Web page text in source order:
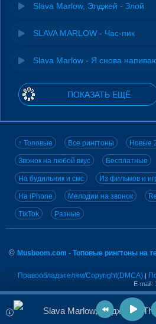
Slava Marlow, Элджей - Злой
SLAVA MARLOW - Час-пик
Slava Marlow - Я снова
ПОКАЗАТЬ ЕЩЁ
↑ Топовые Все рингтоны Новые
Звонок на любой вкус Бесплатные
На будильник и смс Из фильмов и
На iPhone Мелодии на звонок
TikTok Разные
© Musboom.com - Топовые рингтоны на
Правообладателям/Copyright(DMCA) |
E-mail: